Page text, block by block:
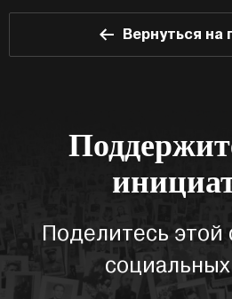
Вернуться на
Поделитесь этой